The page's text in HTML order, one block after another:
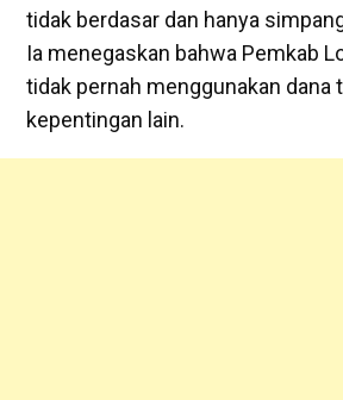
tidak berdasar dan hanya
Ia menegaskan bahwa Pemkab
tidak pernah menggunakan dana
kepentingan lain.